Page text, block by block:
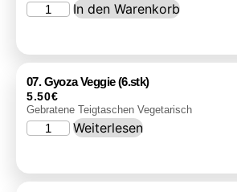
In den Warenkorb
07. Gyoza Veggie (6.stk)
5.50€
Gebratene Teigtaschen Vegetarisch
Weiterlesen